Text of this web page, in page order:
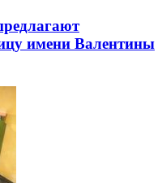
имени Валентины